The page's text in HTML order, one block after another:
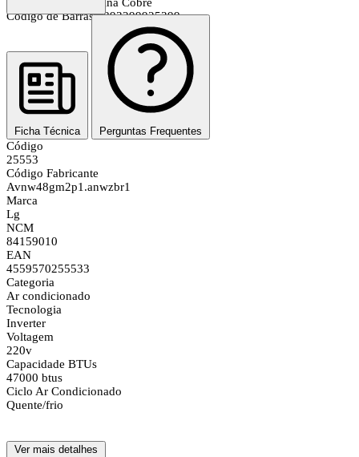
Código de Barras 7893299925399
Ficha Técnica Perguntas Frequentes
Código
25553
Código Fabricante
Avnw48gm2p1.anwzbr1
Marca
Lg
NCM
84159010
EAN
4559570255533
Categoria
Ar condicionado
Tecnologia
Inverter
Voltagem
220v
Capacidade BTUs
47000 btus
Ciclo Ar Condicionado
Quente/frio
Ver mais detalhes